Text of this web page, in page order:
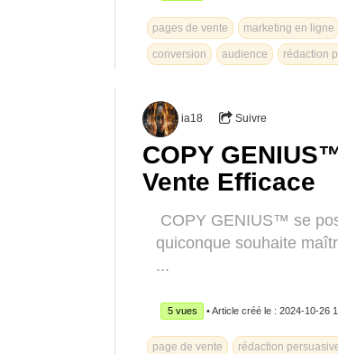
pages de vente marketing en ligne
conversion audience rédaction
ia18 Suivre
COPY
Vente Efficace
COPY GENIUS™ se
quiconque souhaite
...
5 vues • Article créé le : 2024-10-26
page de vente rédaction